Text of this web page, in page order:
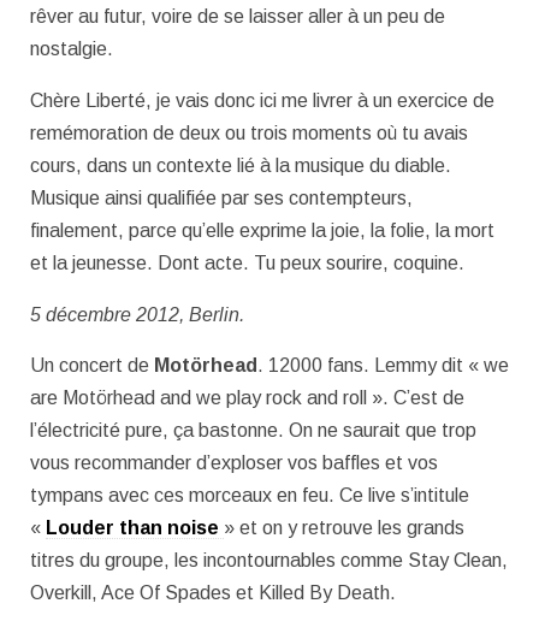
rêver au futur, voire de se laisser aller à un peu de
nostalgie.
Chère Liberté, je vais donc ici me livrer à un exercice de
remémoration de deux ou trois moments où tu avais
cours, dans un contexte lié à la musique du diable.
Musique ainsi qualifiée par ses contempteurs,
finalement, parce qu’elle exprime la joie, la folie, la mort
et la jeunesse. Dont acte. Tu peux sourire, coquine.
5 décembre 2012, Berlin.
Un concert de Motörhead . 12000 fans. Lemmy dit « we
are Motörhead and we play rock and roll ». C’est de
l’électricité pure, ça bastonne. On ne saurait que trop
vous recommander d’exploser vos baffles et vos
tympans avec ces morceaux en feu. Ce live s’intitule
« Louder than noise » et on y retrouve les grands
titres du groupe, les incontournables comme Stay Clean,
Overkill, Ace Of Spades et Killed By Death.